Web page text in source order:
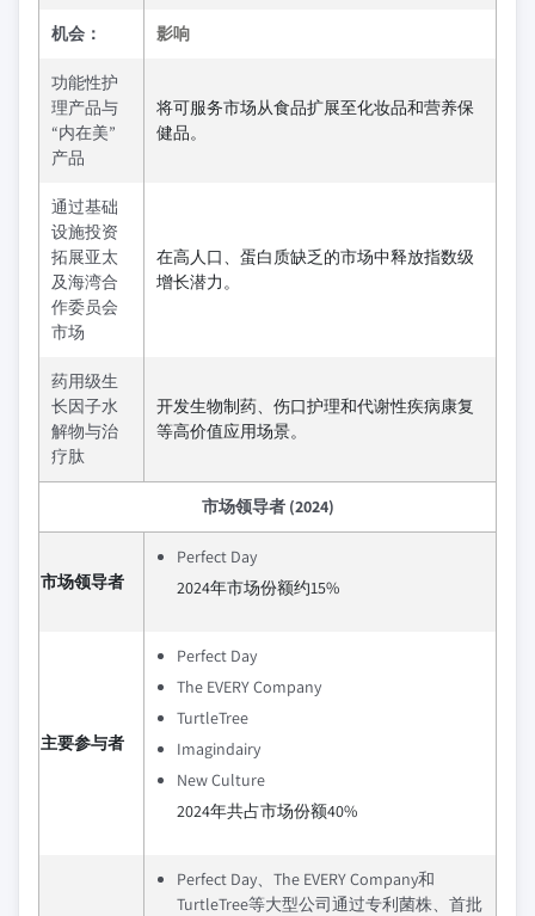
机会： 影响
功能性护
理产品与
“内在美”
产品
将可服务市场从食品扩展至化妆品和营养保
健品。
通过基础
设施投资
拓展亚太
及海湾合
作委员会
市场
在高人口、蛋白质缺乏的市场中释放指数级
增长潜力。
药用级生
长因子水
解物与治
疗肽
开发生物制药、伤口护理和代谢性疾病康复
等高价值应用场景。
市场领导者 (2024)
市场领导者
Perfect Day
2024年市场份额约15%
主要参与者
Perfect Day
The EVERY Company
TurtleTree
Imagindairy
New Culture
2024年共占市场份额40%
Perfect Day、The EVERY Company和
TurtleTree等大型公司通过专利菌株、首批